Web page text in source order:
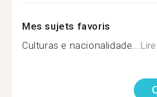
Mes sujets favoris
Culturas e nacionalidade...